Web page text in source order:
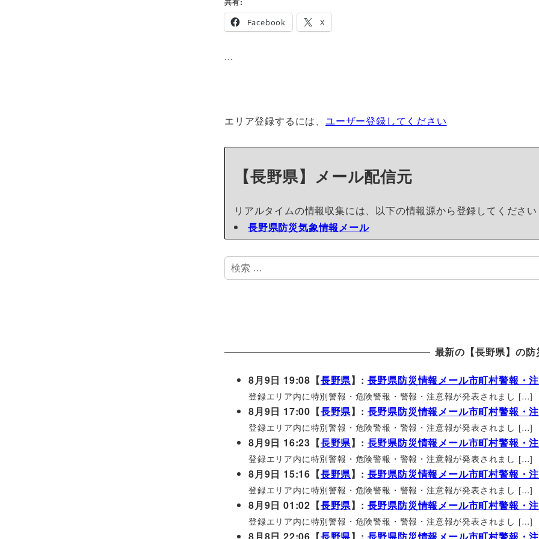
Facebook
X
...
エリア登録するには、 ユーザー登録してください
【長野県】メール配信元
リアルタイムの情報収集には、以下の情報源から登録してください
長野県防災気象情報メール
検
索
最新の【長野県】の防
8月9日 19:08【長野県】: 長野県防災情報メール市町村警報・
登録エリア内に特別警報・危険警報・警報・注意報が発表されまし […]
8月9日 17:00【長野県】: 長野県防災情報メール市町村警報・
登録エリア内に特別警報・危険警報・警報・注意報が発表されまし […]
8月9日 16:23【長野県】: 長野県防災情報メール市町村警報・
登録エリア内に特別警報・危険警報・警報・注意報が発表されまし […]
8月9日 15:16【長野県】: 長野県防災情報メール市町村警報・
登録エリア内に特別警報・危険警報・警報・注意報が発表されまし […]
8月9日 01:02【長野県】: 長野県防災情報メール市町村警報・
登録エリア内に特別警報・危険警報・警報・注意報が発表されまし […]